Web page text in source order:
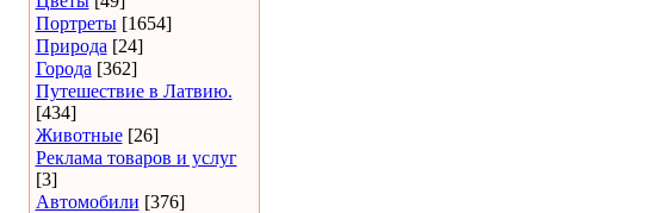
Портреты [1654]
Природа [24]
Города [362]
Путешествие в Латвию.
[434]
Животные [26]
Реклама товаров и услуг
[3]
Автомобили [376]